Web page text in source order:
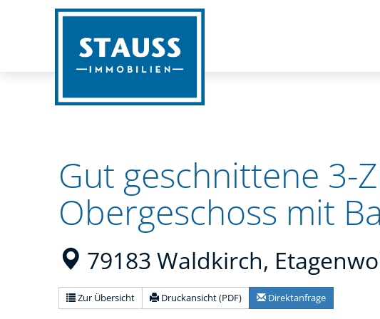
Gut geschnittene 3-
Obergeschoss mit
79183 Waldkirch,
Zur Übersicht Druckansicht (PDF) Direktanfrage